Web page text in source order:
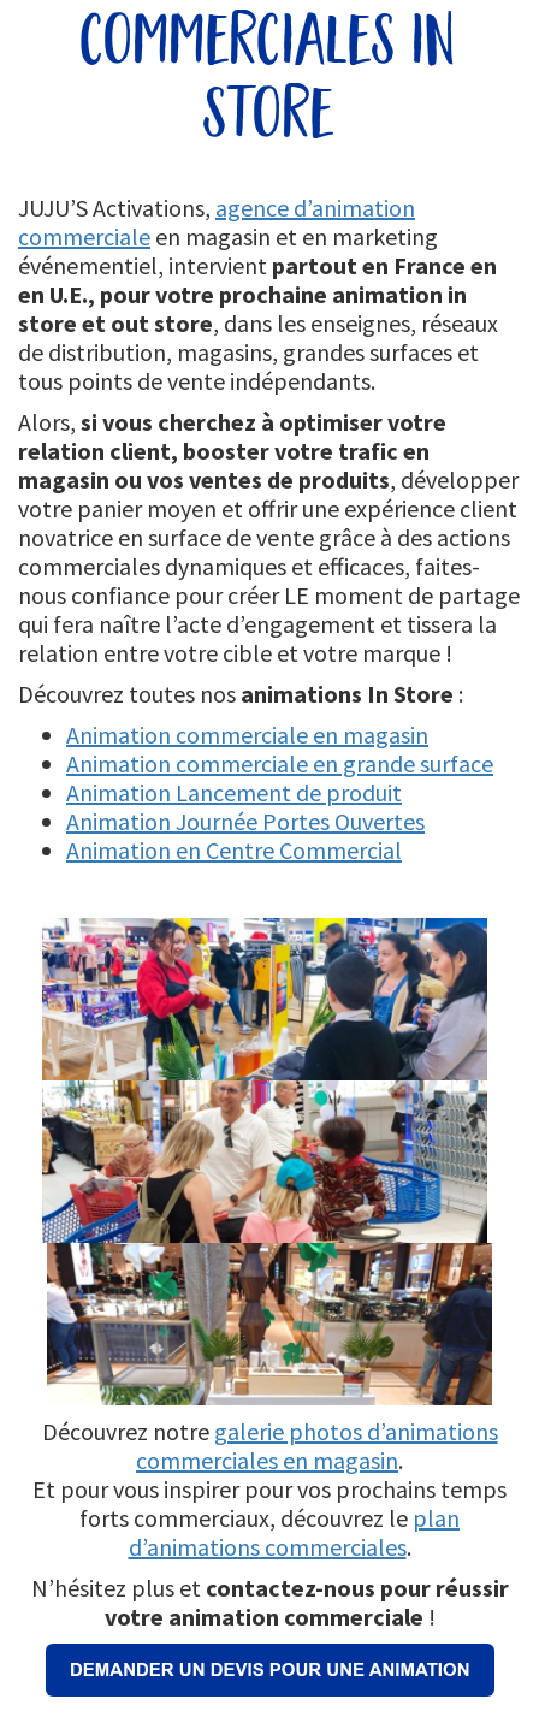
commerciales in
store
JUJU’S Activations, agence d’animation
commerciale en magasin et en marketing
événementiel, intervient partout en France en
en U.E., pour votre prochaine animation in
store et out store, dans les enseignes, réseaux
de distribution, magasins, grandes surfaces et
tous points de vente indépendants.
Alors, si vous cherchez à optimiser votre
relation client, booster votre trafic en
magasin ou vos ventes de produits, développer
votre panier moyen et offrir une expérience client
novatrice en surface de vente grâce à des actions
commerciales dynamiques et efficaces, faites-
nous confiance pour créer LE moment de partage
qui fera naître l’acte d’engagement et tissera la
relation entre votre cible et votre marque !
Découvrez toutes nos animations In Store :
Animation commerciale en magasin
Animation commerciale en grande surface
Animation Lancement de produit
Animation Journée Portes Ouvertes
Animation en Centre Commercial
Découvrez notre galerie photos d’animations
commerciales en magasin.
Et pour vous inspirer pour vos prochains temps
forts commerciaux, découvrez le plan
d’animations commerciales.
N’hésitez plus et contactez-nous pour réussir
votre animation commerciale !